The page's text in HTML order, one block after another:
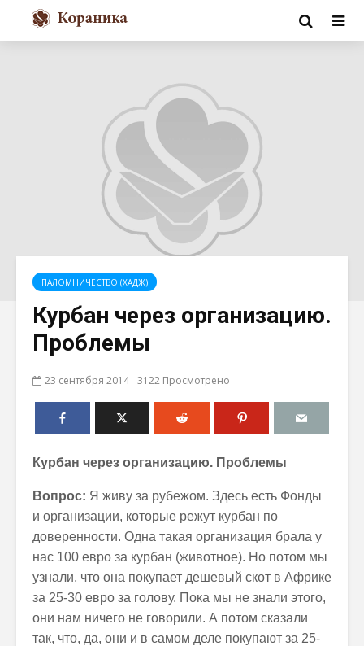
ПАЛОМНИЧЕСТВО (ХАДЖ)
Курбан через организацию.
Проблемы
23 сентября 2014 3122 Просмотрено
Курбан через организацию. Проблемы
Вопрос: Я живу за рубежом. Здесь есть Фонды
и организации, которые режут курбан по
доверенности. Одна такая организация брала у
нас 100 евро за курбан (животное). Но потом мы
узнали, что она покупает дешевый скот в Африке
за 25-30 евро за голову. Пока мы не знали этого,
они нам ничего не говорили. А потом сказали
так, что, да, они и в самом деле покупают за 25-